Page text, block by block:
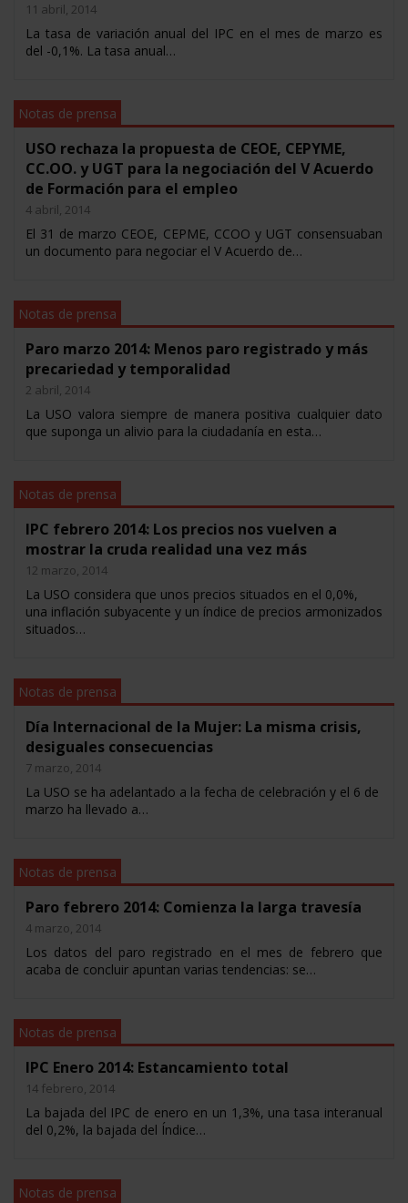
11 abril, 2014
La tasa de variación anual del IPC en el mes de marzo es
del -0,1%. La tasa anual…
Notas de prensa
USO rechaza la propuesta de CEOE, CEPYME,
CC.OO. y UGT para la negociación del V Acuerdo
de Formación para el empleo
4 abril, 2014
El 31 de marzo CEOE, CEPME, CCOO y UGT consensuaban
un documento para negociar el V Acuerdo de…
Notas de prensa
Paro marzo 2014: Menos paro registrado y más
precariedad y temporalidad
2 abril, 2014
La USO valora siempre de manera positiva cualquier dato
que suponga un alivio para la ciudadanía en esta…
Notas de prensa
IPC febrero 2014: Los precios nos vuelven a
mostrar la cruda realidad una vez más
12 marzo, 2014
La USO considera que unos precios situados en el 0,0%,
una inflación subyacente y un índice de precios armonizados
situados…
Notas de prensa
Día Internacional de la Mujer: La misma crisis,
desiguales consecuencias
7 marzo, 2014
La USO se ha adelantado a la fecha de celebración y el 6 de
marzo ha llevado a…
Notas de prensa
Paro febrero 2014: Comienza la larga travesía
4 marzo, 2014
Los datos del paro registrado en el mes de febrero que
acaba de concluir apuntan varias tendencias: se…
Notas de prensa
IPC Enero 2014: Estancamiento total
14 febrero, 2014
La bajada del IPC de enero en un 1,3%, una tasa interanual
del 0,2%, la bajada del Índice…
Notas de prensa